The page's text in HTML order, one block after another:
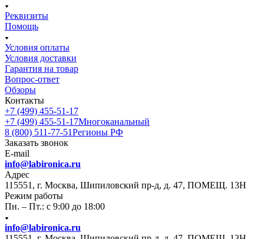
Реквизиты
Помощь
Условия оплаты
Условия доставки
Гарантия на товар
Вопрос-ответ
Обзоры
Контакты
+7 (499) 455-51-17
+7 (499) 455-51-17Многоканальный
8 (800) 511-77-51Регионы РФ
Заказать звонок
E-mail
info@labironica.ru
Адрес
115551, г. Москва, Шипиловский пр-д, д. 47, ПОМЕЩ. 13Н
Режим работы
Пн. – Пт.: с 9:00 до 18:00
info@labironica.ru